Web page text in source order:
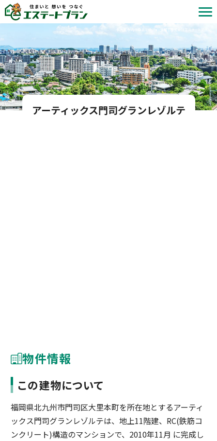
北九州市内の中古マンション情報 | 株式会社エステートプラン
アーティックス門司グランレゾルテ
物件情報
この建物について
福岡県北九州市門司区大里本町を所在地とするアーティ
ックス門司グランレゾルテは、地上11階建、RC(鉄筋コ
ンクリート)構造のマンションで、2010年11月 に完成し